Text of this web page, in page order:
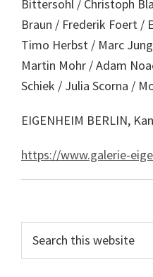
Bittersohl / Christoph
Braun / Frederik Foert /
Timo Herbst / Marc
Martin Mohr / Adam
Schiek / Julia Scorna /
EIGENHEIM BERLIN,
https://www.galerie-
Primary
Sidebar
this